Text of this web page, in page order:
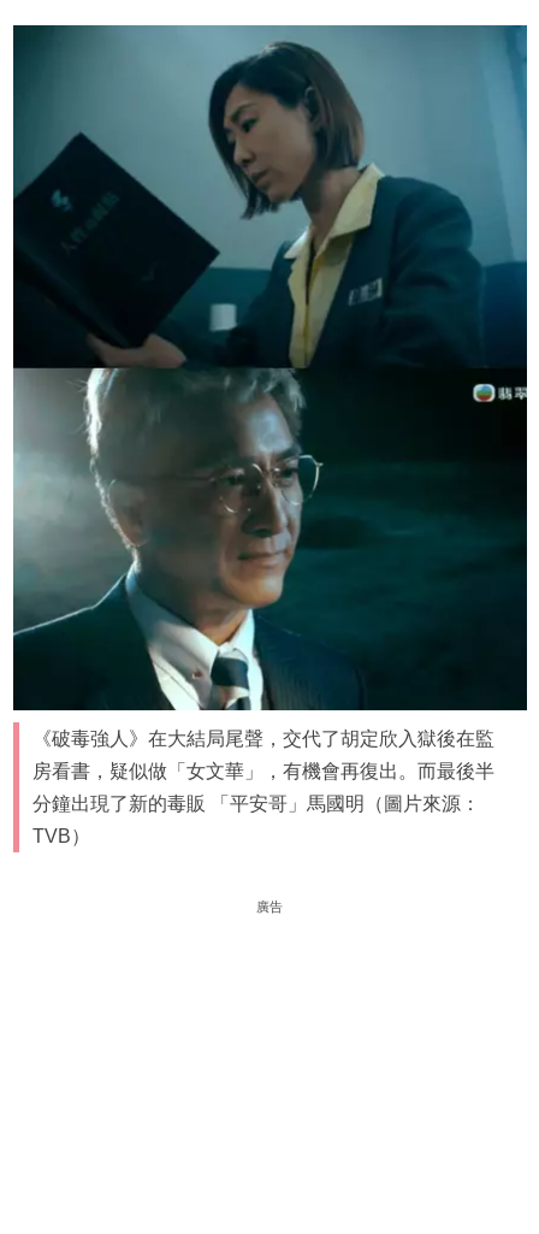
《破毒強人》在大結局尾聲，交代了胡定欣入獄後在監
房看書，疑似做「女文華」，有機會再復出。而最後半
分鐘出現了新的毒販 「平安哥」馬國明（圖片來源：
TVB）
廣告